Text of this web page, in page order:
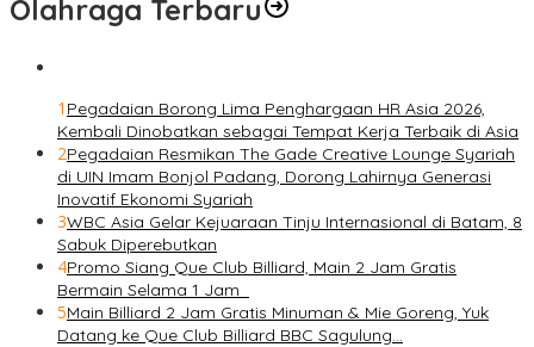
Olahraga Terbaru
1 Pegadaian Borong Lima Penghargaan HR Asia 2026,
Kembali Dinobatkan sebagai Tempat Kerja Terbaik di Asia
2Pegadaian Resmikan The Gade Creative Lounge Syariah
di UIN Imam Bonjol Padang, Dorong Lahirnya Generasi
Inovatif Ekonomi Syariah
3WBC Asia Gelar Kejuaraan Tinju Internasional di Batam, 8
Sabuk Diperebutkan
4Promo Siang Que Club Billiard, Main 2 Jam Gratis
Bermain Selama 1 Jam
5Main Billiard 2 Jam Gratis Minuman & Mie Goreng, Yuk
Datang ke Que Club Billiard BBC Sagulung…